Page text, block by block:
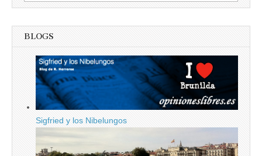
BLOGS
Sigfried y los Nibelungos